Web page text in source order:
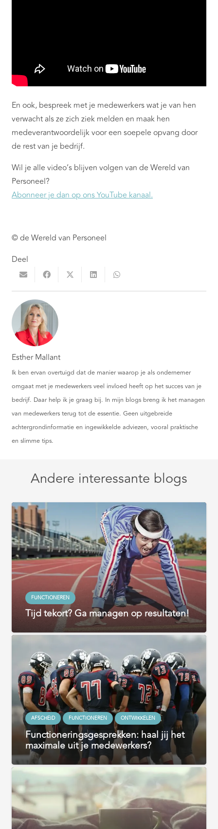
En ook, bespreek met je medewerkers wat je van hen
verwacht als ze zich ziek melden en maak hen
medeverantwoordelijk voor een soepele opvang door
de rest van je bedrijf.
Wil je alle video’s blijven volgen van de Wereld van
Personeel?
Abonneer je dan op ons YouTube kanaal.
© de Wereld van Personeel
Deel
Esther Mallant
Ik ben ervan overtuigd dat de manier waarop je als ondernemer
omgaat met je medewerkers veel invloed heeft op het succes van je
bedrijf. Daar help ik je graag bij. In mijn blogs breng ik het managen
van medewerkers terug tot de essentie. Geen uitgebreide
achtergrondinformatie en ingewikkelde adviezen, vooral praktische
en slimme tips.
Andere interessante blogs
FUNCTIONEREN
Tijd tekort? Ga managen op resultaten!
AFSCHEID FUNCTIONEREN ONTWIKKELEN
Functioneringsgesprekken: haal jij het
maximale uit je medewerkers?